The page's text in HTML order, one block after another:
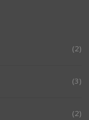
(2)
(3)
(2)